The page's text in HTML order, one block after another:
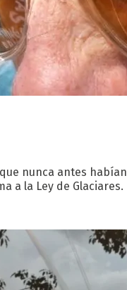
nunca antes
a la Ley de